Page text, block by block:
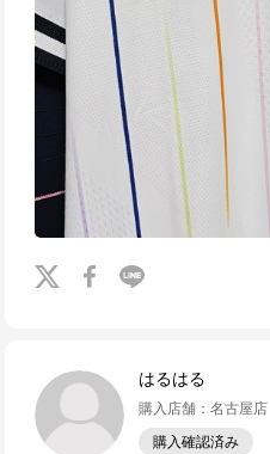
はるはる
購入店舗 ： 名古屋店
購入確認済み
サッカーショップKAMO
公式ECサイト
※外部サイトが開きます
サッカーショップKAMO